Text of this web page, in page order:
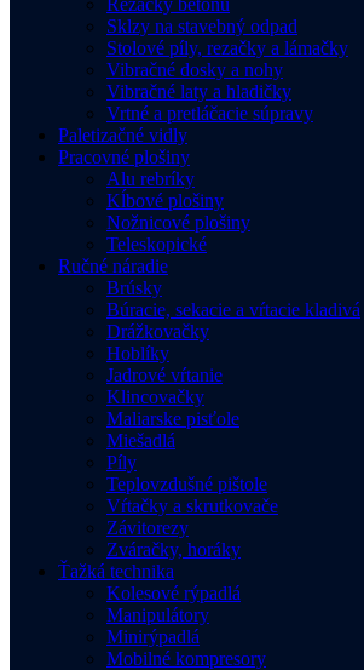
Rezačky betónu
Sklzy na stavebný odpad
Stolové píly, rezačky a lámačky
Vibračné dosky a nohy
Vibračné laty a hladičky
Vrtné a pretláčacie súpravy
Paletizačné vidly
Pracovné plošiny
Alu rebríky
Kĺbové plošiny
Nožnicové plošiny
Teleskopické
Ručné náradie
Brúsky
Búracie, sekacie a vŕtacie kladivá
Drážkovačky
Hoblíky
Jadrové vŕtanie
Klincovačky
Maliarske pisťole
Miešadlá
Píly
Teplovzdušné pištole
Vŕtačky a skrutkovače
Závitorezy
Zváračky, horáky
Ťažká technika
Kolesové rýpadlá
Manipulátory
Minirýpadlá
Mobilné kompresory